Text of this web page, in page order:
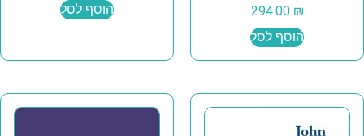
294.00 ₪
הוסף לסל
הוסף לסל